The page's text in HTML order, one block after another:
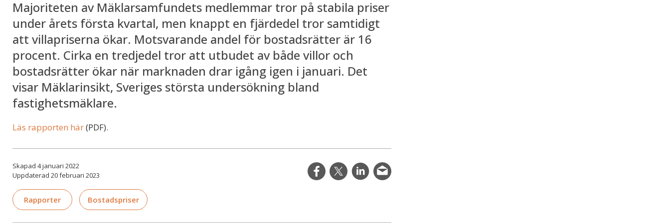
Majoriteten av Mäklarsamfundets medlemmar tror på stabila priser
under årets första kvartal, men knappt en fjärdedel tror samtidigt
att villapriserna ökar. Motsvarande andel för bostadsrätter är 16
procent. Cirka en tredjedel tror att utbudet av både villor och
bostadsrätter ökar när marknaden drar igång igen i januari. Det
visar Mäklarinsikt, Sveriges största undersökning bland
fastighetsmäklare.
Läs rapporten här(PDF).
Skapad 4 januari 2022
Uppdaterad 20 februari 2023
Rapporter Bostadspriser